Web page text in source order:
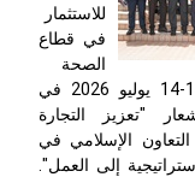
للاستثمار
في قطاع
الصحة
2026، الذي عقد خلال فترة 13-14 يوليو 2026 في
"تعزيز التجارة
الإسلامي في
إلى العمل".